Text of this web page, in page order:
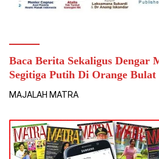
Baca Berita Sekaligus
Segitiga Putih Di Orange Bulat
MAJALAH MATRA